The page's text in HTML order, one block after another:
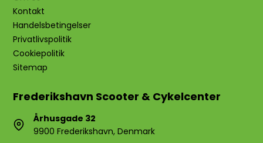
Kontakt
Handelsbetingelser
Privatlivspolitik
Cookiepolitik
Sitemap
Frederikshavn Scooter & Cykelcenter
Århusgade 32
9900 Frederikshavn, Denmark